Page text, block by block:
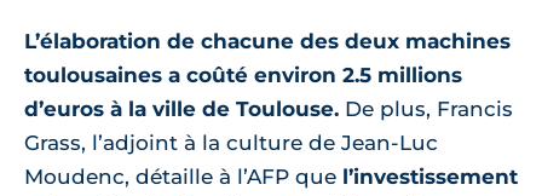
L’élaboration de chacune des deux machines
toulousaines a coûté environ 2.5 millions
d’euros à la ville de Toulouse. De plus, Francis
Grass, l’adjoint à la culture de Jean-Luc
Moudenc, détaille à l’AFP que l’investissement